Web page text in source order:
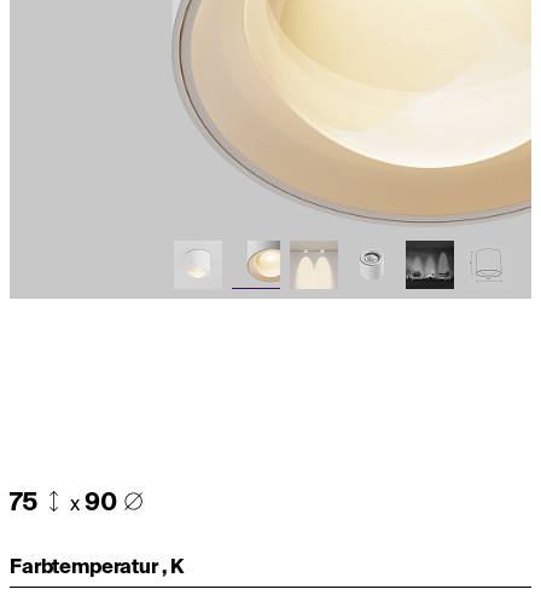
75 x90
Farbtemperatur , K